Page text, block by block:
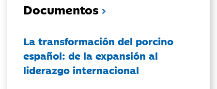
Documentos
La transformación del porcino
español: de la expansión al
liderazgo internacional